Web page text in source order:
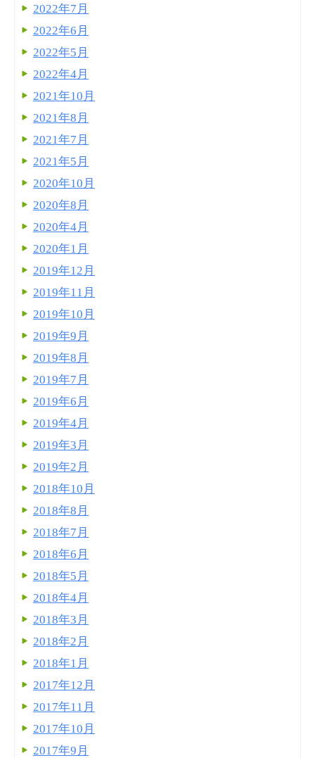
2022年7月
2022年6月
2022年5月
2022年4月
2021年10月
2021年8月
2021年7月
2021年5月
2020年10月
2020年8月
2020年4月
2020年1月
2019年12月
2019年11月
2019年10月
2019年9月
2019年8月
2019年7月
2019年6月
2019年4月
2019年3月
2019年2月
2018年10月
2018年8月
2018年7月
2018年6月
2018年5月
2018年4月
2018年3月
2018年2月
2018年1月
2017年12月
2017年11月
2017年10月
2017年9月